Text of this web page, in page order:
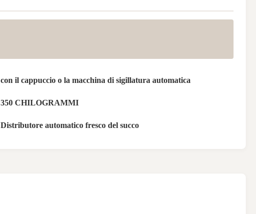
con il cappuccio o la macchina di sigillatura automatica
350 CHILOGRAMMI
Distributore automatico fresco del succo